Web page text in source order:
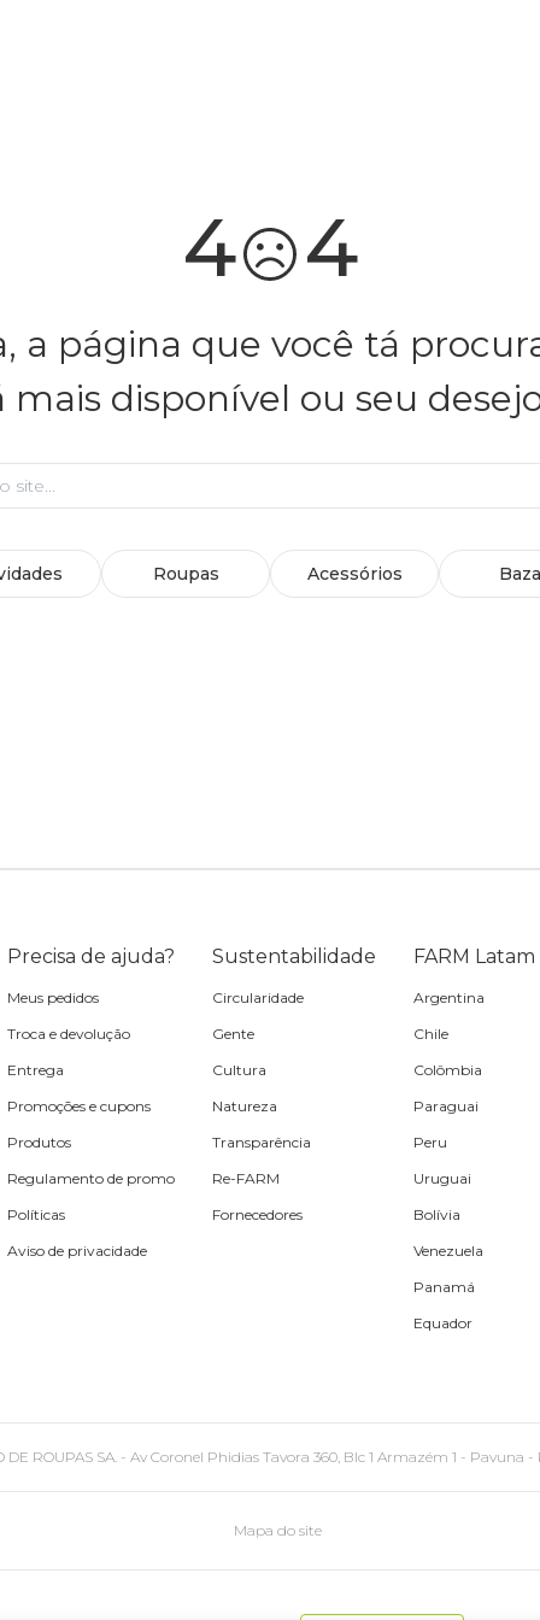
4 4
a página que você tá
mais disponível ou seu
Roupas Acessórios
Precisa de ajuda?
Meus pedidos
Troca e devolução
Entrega
Promoções e cupons
Produtos
Regulamento de promo
Políticas
Aviso de privacidade
Sustentabilidade
Circularidade
Gente
Cultura
Natureza
Transparência
Re-FARM
Fornecedores
FARM Latam
Argentina
Chile
Colômbia
Paraguai
Peru
Uruguai
Bolívia
Venezuela
Panamá
Equador
ROUPAS SA. - Av Coronel Phidias Tavora 360, Blc 1 Armazém 1 - Pavuna -
Mapa do site